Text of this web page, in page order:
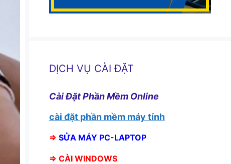
DỊCH VỤ CÀI ĐẶT
Cài Đặt Phần Mềm Online
cài đặt phần mềm máy tính
⇒ SỬA MÁY PC-LAPTOP
⇒ CÀI WINDOWS